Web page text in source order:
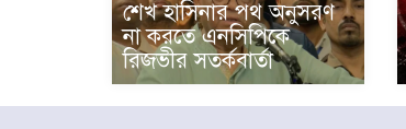
শেখ হাসিনার পথ অনুসরণ
না করতে এনসিপিকে
রিজভীর সতর্কবার্তা